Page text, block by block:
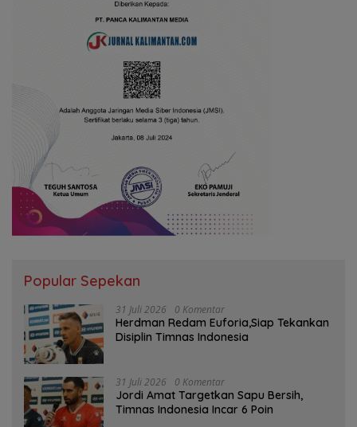
Popular Sepekan
31 Juli 2026 0 Komentar
Herdman Redam Euforia,Siap Tekankan
Disiplin Timnas Indonesia
31 Juli 2026 0 Komentar
Jordi Amat Targetkan Sapu Bersih,
Timnas Indonesia Incar 6 Poin